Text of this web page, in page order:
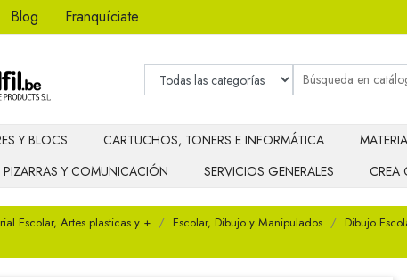
Blog Franquíciate
Y BLOCS CARTUCHOS, TONERS E INFORMÁTICA
Y COMUNICACIÓN
SERVICIOS GENERALES CREA
Escolar, Artes plasticas y + Escolar, Dibujo y Manipulados Dibujo